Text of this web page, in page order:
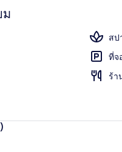
ม
สป
ที่จ
ร้า